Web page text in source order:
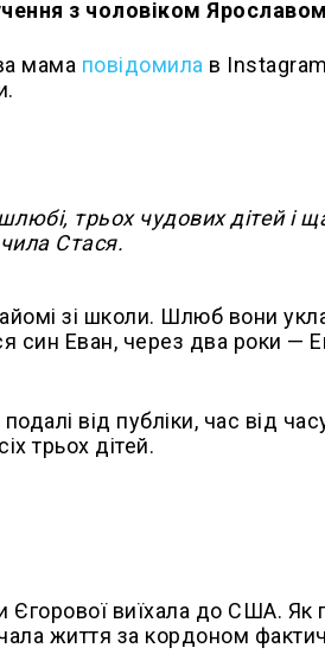
з чоловіком
мама повідомила в
трьох чудових дітей і
Стася.
зі школи. Шлюб вони
Еван, через два роки —
від публіки, час від
трьох дітей.
Єгорової виїхала до США. Як
життя за кордоном